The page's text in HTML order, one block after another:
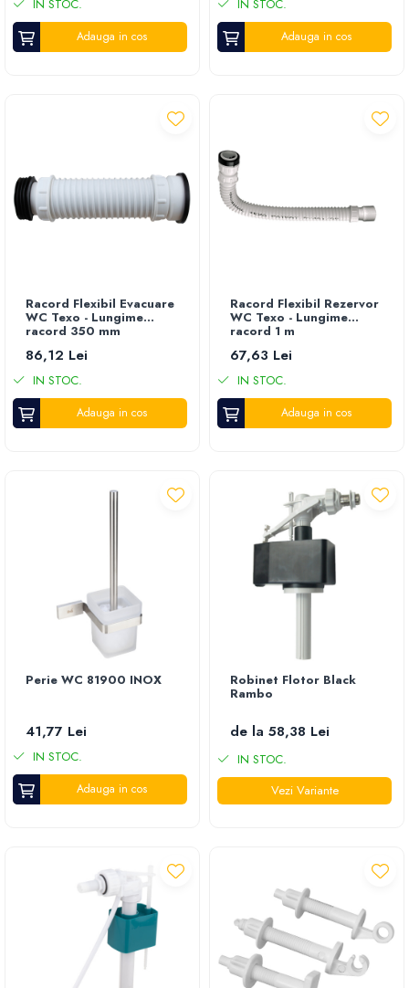
IN STOC.
Adauga in cos
IN STOC.
Adauga in cos
Racord Flexibil Evacuare
WC Texo - Lungime
racord 350 mm
86,12 Lei
IN STOC.
Adauga in cos
Racord Flexibil Rezervor
WC Texo - Lungime
racord 1 m
67,63 Lei
IN STOC.
Adauga in cos
Perie WC 81900 INOX
41,77 Lei
IN STOC.
Adauga in cos
Robinet Flotor Black
Rambo
de la 58,38 Lei
IN STOC.
Vezi Variante